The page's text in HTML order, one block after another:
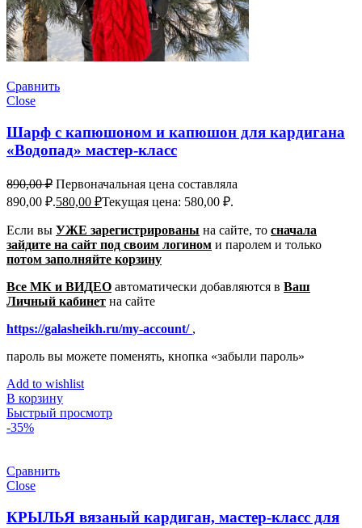
Сравнить
Close
Шарф с капюшоном и капюшон для кардигана
«Водопад» мастер-класс
890,00₽ Первоначальная цена составляла
890,00 ₽.580,00 ₽Текущая цена: 580,00 ₽.
Если вы УЖЕ зарегистрированы на сайте, то сначала
зайдите на сайт под своим логином и паролем и только
потом заполняйте корзину
Все МК и ВИДЕО автоматически добавляются в Ваш
Личный кабинет на сайте
https://galasheikh.ru/my-account/ ,
пароль вы можете поменять, кнопка «забыли пароль»
Add to wishlist
В корзину
Быстрый просмотр
-35%
Сравнить
Close
КРЫЛЬЯ вязаный кардиган, мастер-класс для